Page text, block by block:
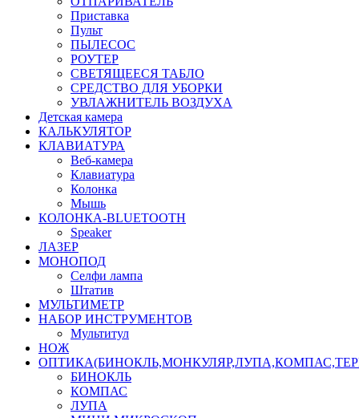
Приставка
Пульт
ПЫЛЕСОС
РОУТЕР
СВЕТЯЩЕЕСЯ ТАБЛО
СРЕДСТВО ДЛЯ УБОРКИ
УВЛАЖНИТЕЛЬ ВОЗДУХА
Детская камера
КАЛЬКУЛЯТОР
КЛАВИАТУРА
Веб-камера
Клавиатура
Колонка
Мышь
КОЛОНКА-BLUETOOTH
Speaker
ЛАЗЕР
МОНОПОД
Селфи лампа
Штатив
МУЛЬТИМЕТР
НАБОР ИНСТРУМЕНТОВ
Мультитул
НОЖ
БИНОКЛЬ
КОМПАС
ЛУПА